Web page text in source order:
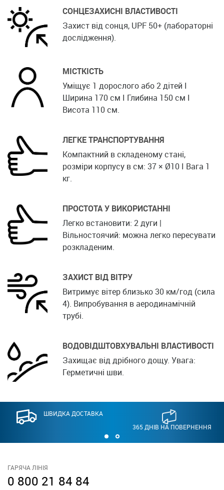
СОНЦЕЗАХИСНІ ВЛАСТИВОСТІ
Захист від сонця, UPF 50+ (лабораторні
дослідження).
МІСТКІСТЬ
Уміщує 1 дорослого або 2 дітей I
Ширина 170 см I Глибина 150 см I
Висота 110 см.
ЛЕГКЕ ТРАНСПОРТУВАННЯ
Компактний в складеному стані,
розміри корпусу в см: 37 × Ø10 I Вага 1
кг.
ПРОСТОТА У ВИКОРИСТАННІ
Легко встановити: 2 дуги |
Вільностоячий: можна легко пересувати
розкладеним.
ЗАХИСТ ВІД ВІТРУ
Витримує вітер близько 30 км/год (сила
4). Випробування в аеродинамічній
трубі.
ВОДОВІДШТОВХУВАЛЬНІ ВЛАСТИВОСТІ
Захищає від дрібного дощу. Увага:
Герметичні шви.
ШВИДКА ДОСТАВКА
365 ДНІВ НА ПОВЕРНЕННЯ
ГАРЯЧА ЛІНІЯ
0 800 21 84 84